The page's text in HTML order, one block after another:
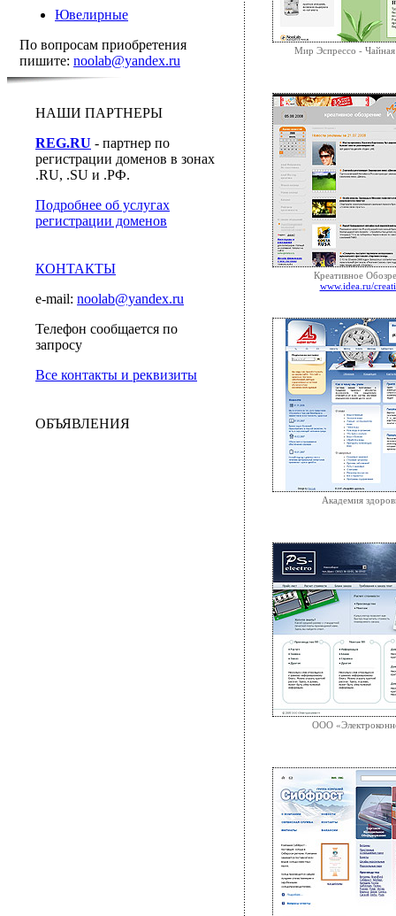
Ювелирные
По вопросам приобретения
пишите: noolab@yandex.ru
НАШИ ПАРТНЕРЫ
REG.RU - партнер по
регистрации доменов в зонах
.RU, .SU и .РФ.
Подробнее об услугах
регистрации доменов
КОНТАКТЫ
e-mail: noolab@yandex.ru
Телефон сообщается по
запросу
Все контакты и реквизиты
ОБЪЯВЛЕНИЯ
Мир Эспрессо - Чайная
Креативное
www.idea.ru/
Академия
ООО